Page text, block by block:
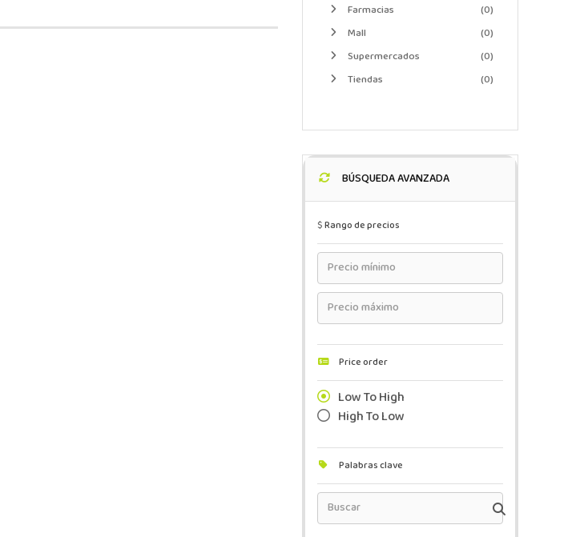
Farmacias
(0)
Mall
(0)
Supermercados
(0)
Tiendas
(0)
BÚSQUEDA AVANZADA
$Rango de precios
Price order
Low To High
High To Low
Palabras clave